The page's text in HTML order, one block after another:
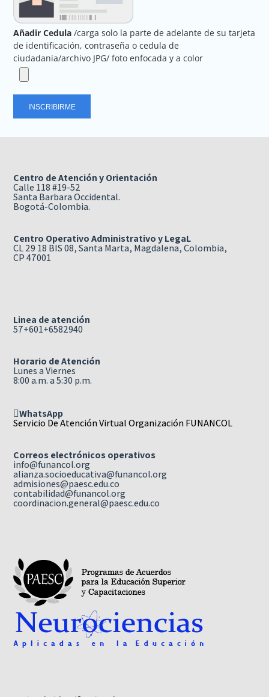
Añadir Cedula/carga solo la parte de adelante de su tarjeta
de identificación, contraseña o cedula de
ciudadania/archivo JPG/ foto enfocada y a color
Centro de Atención y Orientación
Calle 118 #19-52
Santa Barbara Occidental.
Bogotá-Colombia.
Centro Operativo Administrativo y LegaL
CL 29 18 BIS 08, Santa Marta, Magdalena, Colombia,
CP 47001
Linea de atención
57+601+6582940
Horario de Atención
Lunes a Viernes
8:00 a.m. a 5:30 p.m.
WhatsApp
Servicio De Atención Virtual Organización FUNANCOL
Correos electrónicos operativos
info@funancol.org
alianza.socioeducativa@funancol.org
admisiones@paesc.edu.co
contabilidad@funancol.org
coordinacion.general@paesc.edu.co